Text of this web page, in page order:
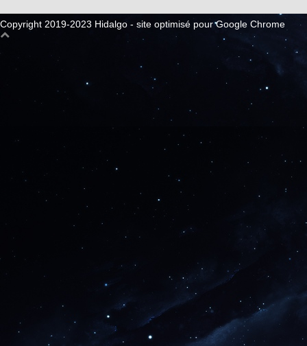
Copyright 2019-2023 Hidalgo - site optimisé pour Google Chrome